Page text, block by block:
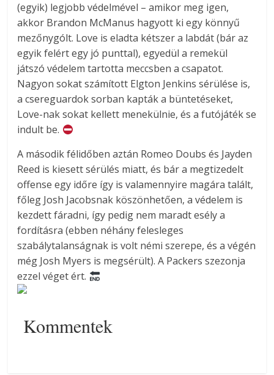
(egyik) legjobb védelmével – amikor meg igen,
akkor Brandon McManus hagyott ki egy könnyű
mezőnygólt. Love is eladta kétszer a labdát (bár az
egyik felért egy jó punttal), egyedül a remekül
játszó védelem tartotta meccsben a csapatot.
Nagyon sokat számított Elgton Jenkins sérülése is,
a csereguardok sorban kapták a büntetéseket,
Love-nak sokat kellett menekülnie, és a futójáték se
indult be.
A második félidőben aztán Romeo Doubs és Jayden
Reed is kiesett sérülés miatt, és bár a megtizedelt
offense egy időre így is valamennyire magára talált,
főleg Josh Jacobsnak köszönhetően, a védelem is
kezdett fáradni, így pedig nem maradt esély a
fordításra (ebben néhány felesleges
szabálytalanságnak is volt némi szerepe, és a végén
még Josh Myers is megsérült). A Packers szezonja
ezzel véget ért.
Kommentek